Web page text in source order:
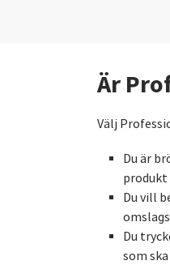
Är
Välj
Du är
Du vill
Du
som